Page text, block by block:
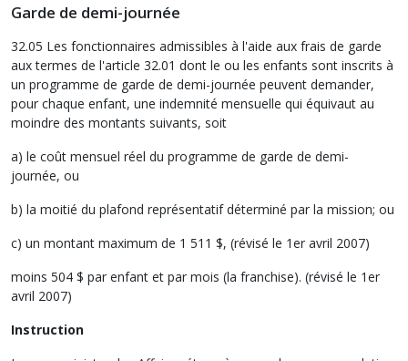
Garde de demi-journée
32.05 Les fonctionnaires admissibles à l'aide aux frais de garde
aux termes de l'article 32.01 dont le ou les enfants sont inscrits à
un programme de garde de demi-journée peuvent demander,
pour chaque enfant, une indemnité mensuelle qui équivaut au
moindre des montants suivants, soit
a) le coût mensuel réel du programme de garde de demi-
journée, ou
b) la moitié du plafond représentatif déterminé par la mission; ou
c) un montant maximum de 1 511 $, (révisé le 1er avril 2007)
moins 504 $ par enfant et par mois (la franchise). (révisé le 1er
avril 2007)
Instruction